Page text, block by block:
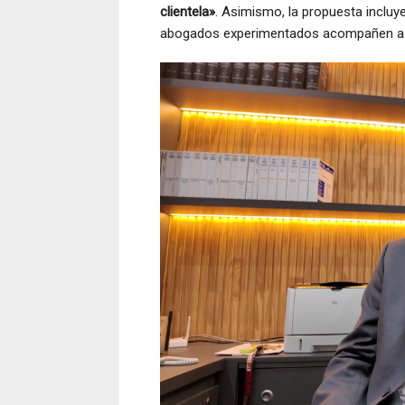
clientela». Asimismo, la propuesta
abogados experimentados acompañen